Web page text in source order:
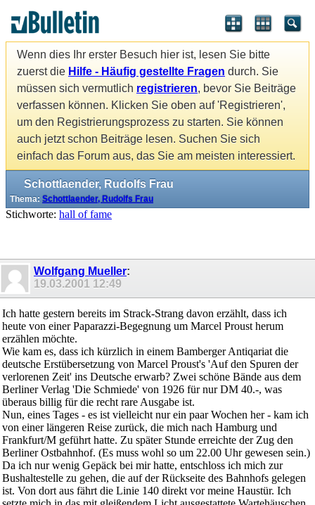
Wenn dies Ihr erster Besuch hier ist, lesen Sie bitte
zuerst die Hilfe - Häufig gestellte Fragen durch. Sie
müssen sich vermutlich registrieren, bevor Sie Beiträge
verfassen können. Klicken Sie oben auf 'Registrieren',
um den Registrierungsprozess zu starten. Sie können
auch jetzt schon Beiträge lesen. Suchen Sie sich
einfach das Forum aus, das Sie am meisten interessiert.
Schottlaender, Rudolfs Frau
Thema: Schottlaender, Rudolfs Frau
Stichworte: hall of fame
Wolfgang Mueller:
19.03.2001 12:49
Ich hatte gestern bereits im Strack-Strang davon erzählt, dass ich
heute von einer Paparazzi-Begegnung um Marcel Proust herum
erzählen möchte.
Wie kam es, dass ich kürzlich in einem Bamberger Antiqariat die
deutsche Erstübersetzung von Marcel Proust's 'Auf den Spuren der
verlorenen Zeit' ins Deutsche erwarb? Zwei schöne Bände aus dem
Berliner Verlag 'Die Schmiede' von 1926 für nur DM 40.-, was
überaus billig für die recht rare Ausgabe ist.
Nun, eines Tages - es ist vielleicht nur ein paar Wochen her - kam ich
von einer längeren Reise zurück, die mich nach Hamburg und
Frankfurt/M geführt hatte. Zu später Stunde erreichte der Zug den
Berliner Ostbahnhof. (Es muss wohl so um 22.00 Uhr gewesen sein.)
Da ich nur wenig Gepäck bei mir hatte, entschloss ich mich zur
Bushaltestelle zu gehen, die auf der Rückseite des Bahnhofs gelegen
ist. Von dort aus fährt die Linie 140 direkt vor meine Haustür. Ich